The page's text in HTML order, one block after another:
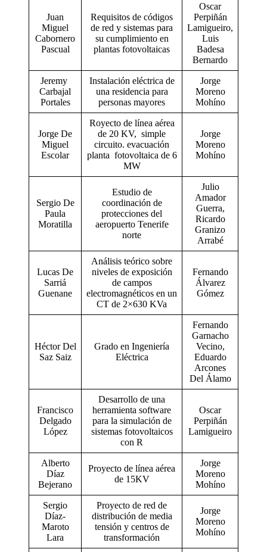
Juan
Miguel
Cabornero
Pascual
Requisitos de códigos
de red y sistemas para
su cumplimiento en
plantas fotovoltaicas
Oscar
Perpiñán
Lamigueiro,
Luis
Badesa
Bernardo
Jeremy
Carbajal
Portales
Instalación eléctrica de
una residencia para
personas mayores
Jorge
Moreno
Mohíno
Jorge De
Miguel
Escolar
Royecto de línea aérea
de 20 KV, simple
circuito. evacuación
planta fotovoltaica de 6
MW
Jorge
Moreno
Mohíno
Sergio De
Paula
Moratilla
Estudio de
coordinación de
protecciones del
aeropuerto Tenerife
norte
Julio
Amador
Guerra,
Ricardo
Granizo
Arrabé
Lucas De
Sarriá
Guenane
Análisis teórico sobre
niveles de exposición
de campos
electromagnéticos en un
CT de 2×630 KVa
Fernando
Álvarez
Gómez
Héctor Del
Saz Saiz
Grado en Ingeniería
Eléctrica
Fernando
Garnacho
Vecino,
Eduardo
Arcones
Del Álamo
Francisco
Delgado
López
Desarrollo de una
herramienta software
para la simulación de
sistemas fotovoltaicos
con R
Oscar
Perpiñán
Lamigueiro
Alberto
Díaz
Bejerano
Proyecto de línea aérea
de 15KV
Jorge
Moreno
Mohíno
Sergio
Díaz-
Maroto
Lara
Proyecto de red de
distribución de media
tensión y centros de
transformación
Jorge
Moreno
Mohíno